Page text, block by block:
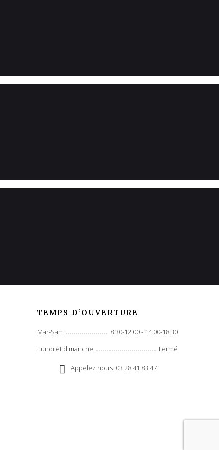
TEMPS D’OUVERTURE
Mar-Sam
8:30-12:00 - 14:00-18:30
Lundi et dimanche
Fermé
Appelez nous: 03 28 41 83 47